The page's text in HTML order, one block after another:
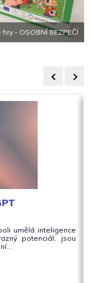
- OSOBNÍ BEZPEČÍ
umělá inteligence
potenciál, jsou